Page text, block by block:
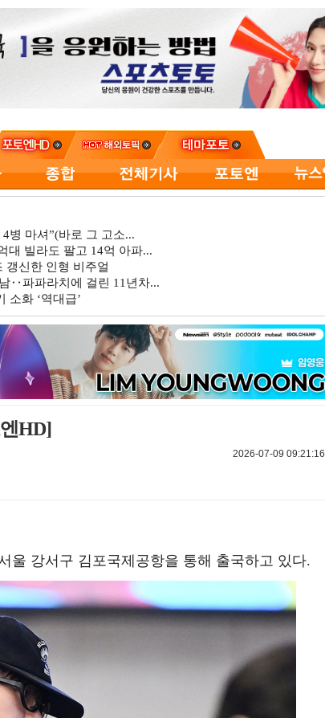
병 마셔”(바로 그 고소...
대 빌라도 팔고 14억 아파...
신한 인형 비주얼
‥파파라치에 걸린 11년차...
소화 ‘역대급’
HD]
2026-07-09 09:21:16
울 강서구 김포국제공항을 통해 출국하고 있다.